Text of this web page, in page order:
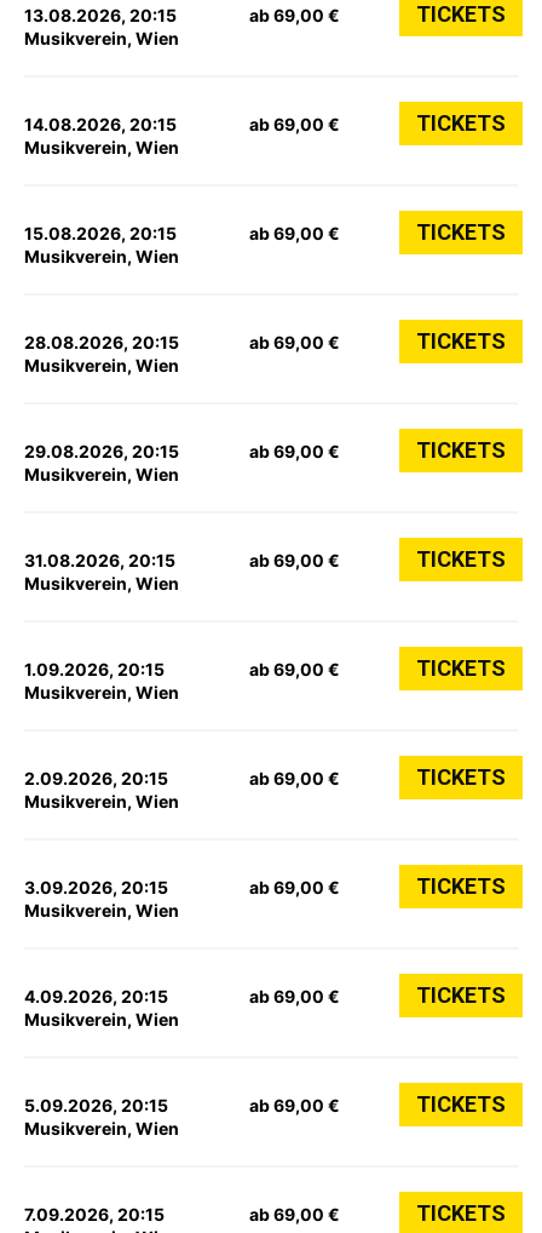
13.08.2026, 20:15
Musikverein, Wien
ab 69,00 € TICKETS
14.08.2026, 20:15
Musikverein, Wien
ab 69,00 € TICKETS
15.08.2026, 20:15
Musikverein, Wien
ab 69,00 € TICKETS
28.08.2026, 20:15
Musikverein, Wien
ab 69,00 € TICKETS
29.08.2026, 20:15
Musikverein, Wien
ab 69,00 € TICKETS
31.08.2026, 20:15
Musikverein, Wien
ab 69,00 € TICKETS
1.09.2026, 20:15
Musikverein, Wien
ab 69,00 € TICKETS
2.09.2026, 20:15
Musikverein, Wien
ab 69,00 € TICKETS
3.09.2026, 20:15
Musikverein, Wien
ab 69,00 € TICKETS
4.09.2026, 20:15
Musikverein, Wien
ab 69,00 € TICKETS
5.09.2026, 20:15
Musikverein, Wien
ab 69,00 € TICKETS
7.09.2026, 20:15
ab 69,00 € TICKETS